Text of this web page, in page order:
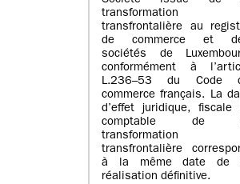
transformation
transfrontalière au
de commerce et
sociétés de
conformément à
L.236–53 du Code
commerce français. La
d’effet juridique, fiscale
comptable de
transformation
transfrontalière
à la même date de
réalisation définitive.